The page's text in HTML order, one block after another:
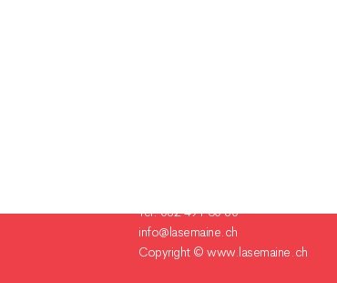
Tél. 032 491 60 80
info@lasemaine.ch
Copyright ©www.lasemaine.ch